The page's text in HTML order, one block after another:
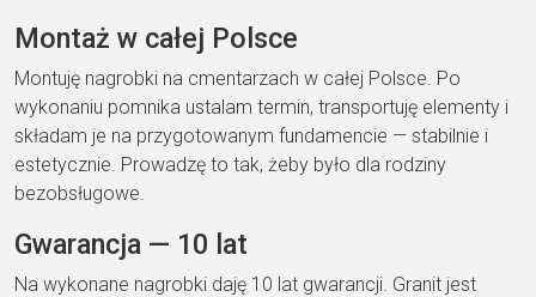
Montaż w całej Polsce
Montuję nagrobki na cmentarzach w całej Polsce . Po
wykonaniu pomnika ustalam termin, transportuję elementy i
składam je na przygotowanym fundamencie — stabilnie i
estetycznie. Prowadzę to tak, żeby było dla rodziny
bezobsługowe.
Gwarancja — 10 lat
Na wykonane nagrobki daję 10 lat gwarancji . Granit jest